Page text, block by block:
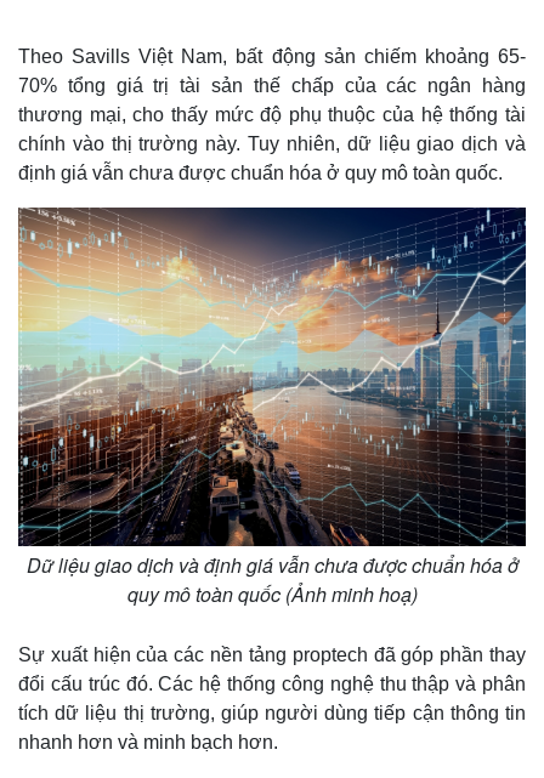
Theo Savills Việt Nam, bất động sản chiếm khoảng 65-
70% tổng giá trị tài sản thế chấp của các ngân hàng
thương mại, cho thấy mức độ phụ thuộc của hệ thống tài
chính vào thị trường này. Tuy nhiên, dữ liệu giao dịch và
định giá vẫn chưa được chuẩn hóa ở quy mô toàn quốc.
Dữ liệu giao dịch và định giá vẫn chưa được chuẩn hóa ở
quy mô toàn quốc (Ảnh minh hoạ)
Sự xuất hiện của các nền tảng proptech đã góp phần thay
đổi cấu trúc đó. Các hệ thống công nghệ thu thập và phân
tích dữ liệu thị trường, giúp người dùng tiếp cận thông tin
nhanh hơn và minh bạch hơn.